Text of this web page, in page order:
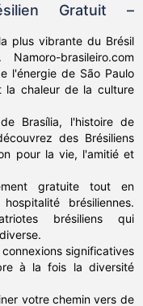
Gratuit –
plus vibrante du Brésil
brasileiro.com
l'énergie de São Paulo
la chaleur de la culture
Brasília, l'histoire de
des Brésiliens
pour la vie, l'amitié et
gratuite tout en
brésiliennes.
brésiliens qui
significatives
à la fois la diversité
votre chemin vers de